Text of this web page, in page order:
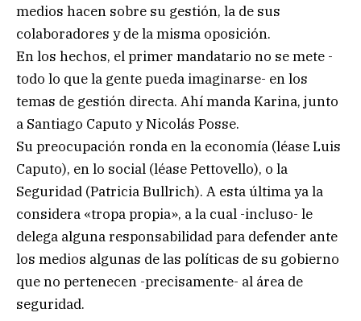
medios hacen sobre su gestión, la de sus
colaboradores y de la misma oposición.
En los hechos, el primer mandatario no se mete -
todo lo que la gente pueda imaginarse- en los
temas de gestión directa. Ahí manda Karina, junto
a Santiago Caputo y Nicolás Posse.
Su preocupación ronda en la economía (léase Luis
Caputo), en lo social (léase Pettovello), o la
Seguridad (Patricia Bullrich). A esta última ya la
considera «tropa propia», a la cual -incluso- le
delega alguna responsabilidad para defender ante
los medios algunas de las políticas de su gobierno
que no pertenecen -precisamente- al área de
seguridad.